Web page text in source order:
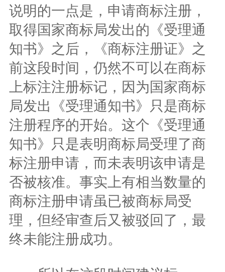
说明的一点是，申请商标注册，
取得国家商标局发出的《受理通
知书》之后，《商标注册证》之
前这段时间，仍然不可以在商标
上标注注册标记，因为国家商标
局发出《受理通知书》只是商标
注册程序的开始。这个《受理通
知书》只是表明商标局受理了商
标注册申请，而未表明该申请是
否被核准。事实上有相当数量的
商标注册申请虽已被商标局受
理，但经审查后又被驳回了，最
终未能注册成功。